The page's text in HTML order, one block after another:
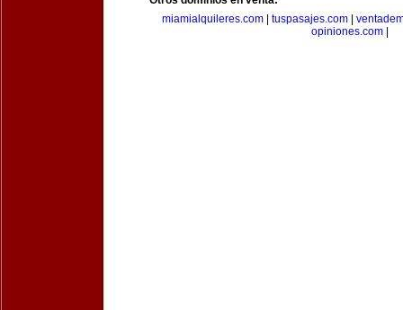
miamialquileres.com
tuspasajes.com
opiniones.com